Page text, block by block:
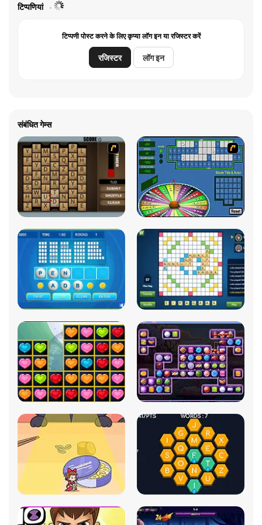
टिप्पणियां
टिप्पणी पोस्ट करने के लिए कृप्या लॉग इन या रजिस्टर करें
रजिस्टर लॉग इन
संबंधित गेम्स